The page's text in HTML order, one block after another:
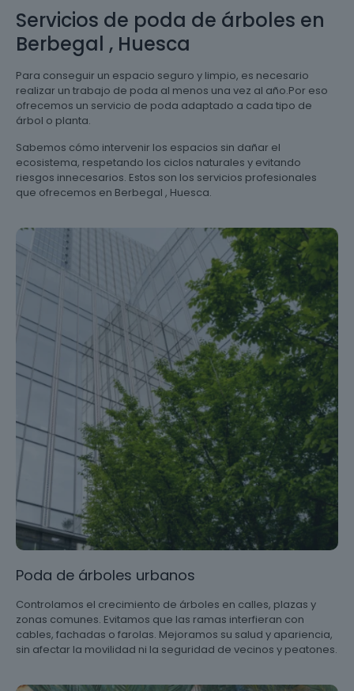
Servicios de poda de árboles en
Berbegal , Huesca
Para conseguir un espacio seguro y limpio, es necesario
realizar un trabajo de poda al menos una vez al año.Por eso
ofrecemos un servicio de poda adaptado a cada tipo de
árbol o planta.
Sabemos cómo intervenir los espacios sin dañar el
ecosistema, respetando los ciclos naturales y evitando
riesgos innecesarios. Estos son los servicios profesionales
que ofrecemos en Berbegal , Huesca.
Poda de árboles urbanos
Controlamos el crecimiento de árboles en calles, plazas y
zonas comunes. Evitamos que las ramas interfieran con
cables, fachadas o farolas. Mejoramos su salud y apariencia,
sin afectar la movilidad ni la seguridad de vecinos y peatones.